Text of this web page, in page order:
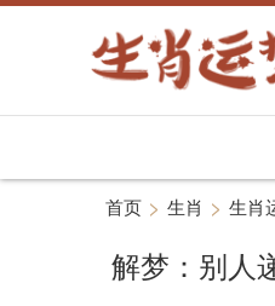
首页 > 生肖 > 生肖
解梦：别人